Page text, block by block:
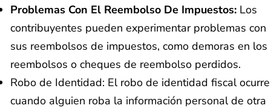
Problemas Con El Reembolso De Impuestos: Los
contribuyentes pueden experimentar problemas con
sus reembolsos de impuestos, como demoras en los
reembolsos o cheques de reembolso perdidos.
Robo de Identidad: El robo de identidad fiscal ocurre
cuando alguien roba la información personal de otra